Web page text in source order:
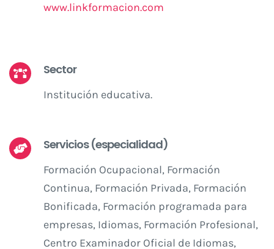
www.linkformacion.com
Sector
Institución educativa.
Servicios (especialidad)
Formación Ocupacional, Formación
Continua, Formación Privada, Formación
Bonificada, Formación programada para
empresas, Idiomas, Formación Profesional,
Centro Examinador Oficial de Idiomas,